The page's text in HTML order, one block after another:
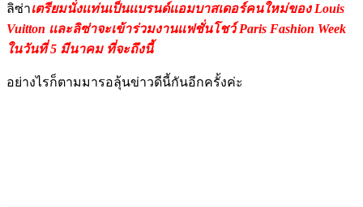
ลิซ่าเตรียมนั่งเเท่นเป็นเเบรนด์เเอมบาสเดอร์คนใหม่ของ Louis
Vuitton เเละลิซ่าจะเข้าร่วมงานเเฟชั่นโชว์ Paris Fashion Week
ในวันที่ 5 มีนาคม ที่จะถึงนี้
อย่างไรก็ตามมารอลุ้นข่าวดีนี้กันอีกครั้งค่ะ